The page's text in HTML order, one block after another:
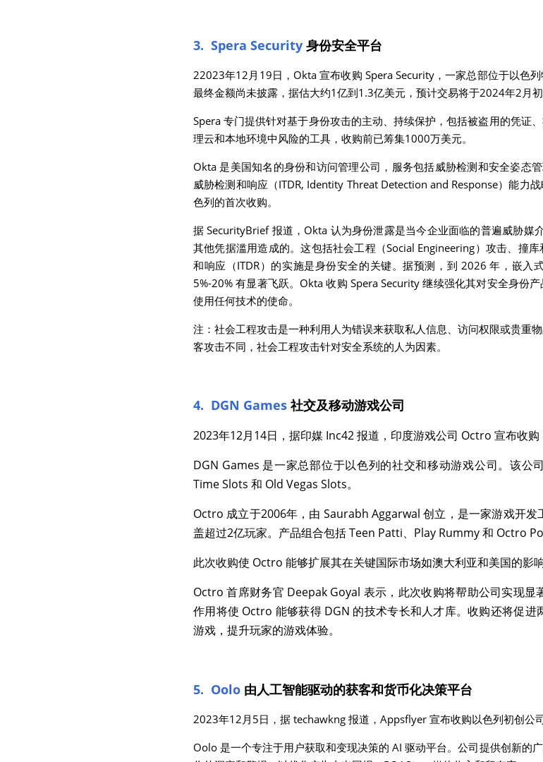
3.  Spera Security 身份安全平台
22023年12月19日，Okta 宣布收购 Spera Security，一家总部位于以色
最终金额尚未披露，据估大约1亿到1.3亿美元，预计交易将于2024年2月初
Spera 专门提供针对基于身份攻击的主动、持续保护，包括被盗用的凭证
理云和本地环境中风险的工具，收购前已筹集1000万美元。
Okta 是美国知名的身份和访问管理公司，服务包括威胁检测和安全姿态
威胁检测和响应（ITDR, Identity Threat Detection and Response）能力
色列的首次收购。
据 SecurityBrief 报道，Okta 认为身份泄露是当今企业面临的普遍威胁媒
其他凭据滥用造成的。这包括社会工程（Social Engineering）攻击、撞
和响应（ITDR）的实施是身份安全的关键。据预测，到 2026 年，嵌入
5%-20% 有显著飞跃。Okta 收购 Spera Security 继续强化其对安全身份
使用任何技术的使命。
注：社会工程攻击是一种利用人为错误来获取私人信息、访问权限或贵重
客攻击不同，社会工程攻击针对安全系统的人为因素。
4.  DGN Games 社交及移动游戏公司
2023年12月14日，据印媒 Inc42 报道，印度游戏公司 Octro 宣布收购
DGN Games 是一家总部位于以色列的社交和移动游戏公司。该公
Time Slots 和 Old Vegas Slots。
Octro 成立于2006年，由 Saurabh Aggarwal 创立，是一家游戏开
盖超过2亿玩家。产品组合包括 Teen Patti、Play Rummy 和 Octro
此次收购使 Octro 能够扩展其在关键国际市场如澳大利亚和美国的影
Octro 首席财务官 Deepak Goyal 表示，此次收购将帮助公司实现显
作用将使 Octro 能够获得 DGN 的技术专长和人才库。收购还将促
游戏，提升玩家的游戏体验。
5.  Oolo 由人工智能驱动的获客和货币化决策平台
2023年12月5日，据 techawkng 报道，Appsflyer 宣布收购以色列初创公
Oolo 是一个专注于用户获取和变现决策的 AI 驱动平台。公司提供创新的